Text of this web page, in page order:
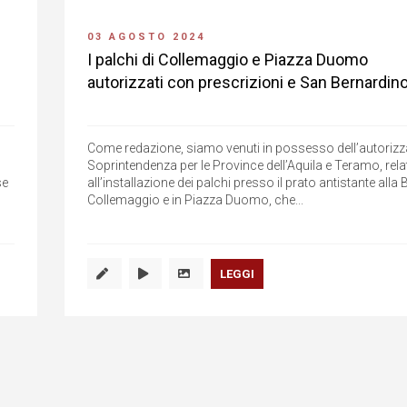
03 AGOSTO 2024
I palchi di Collemaggio e Piazza Duomo
autorizzati con prescrizioni e San
Come redazione, siamo venuti in possesso
Soprintendenza per le Province dell’Aquila e Teramo,
all’installazione dei palchi presso il prato antistante alla
Collemaggio e in Piazza Duomo, che...
LEGGI